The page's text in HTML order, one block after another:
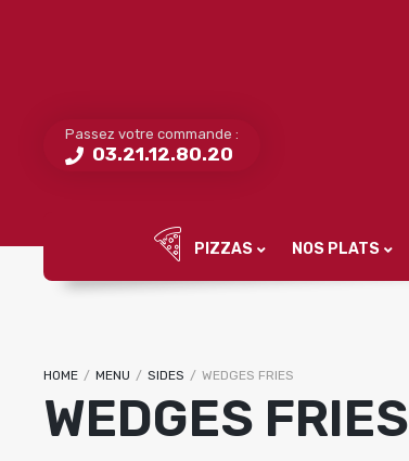
Passez votre commande :
03.21.12.80.20
PIZZAS NOS PLATS
HOME / MENU / SIDES / WEDGES FRIES
WEDGES FRIES